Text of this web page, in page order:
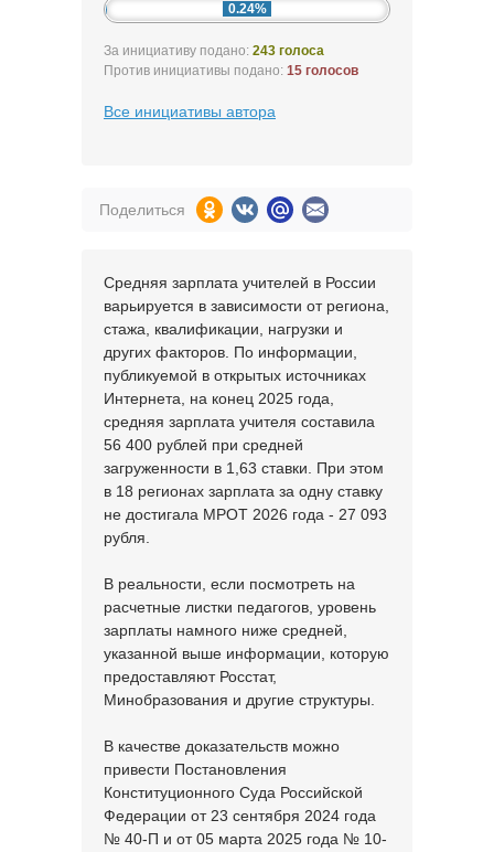
0.24%
За инициативу подано: 243 голоса
Против инициативы подано: 15 голосов
Все инициативы автора
Поделиться
Средняя зарплата учителей в России
варьируется в зависимости от региона,
стажа, квалификации, нагрузки и
других факторов. По информации,
публикуемой в открытых источниках
Интернета, на конец 2025 года,
средняя зарплата учителя составила
56 400 рублей при средней
загруженности в 1,63 ставки. При этом
в 18 регионах зарплата за одну ставку
не достигала МРОТ 2026 года - 27 093
рубля.
В реальности, если посмотреть на
расчетные листки педагогов, уровень
зарплаты намного ниже средней,
указанной выше информации, которую
предоставляют Росстат,
Минобразования и другие структуры.
В качестве доказательств можно
привести Постановления
Конституционного Суда Российской
Федерации от 23 сентября 2024 года
№ 40-П и от 05 марта 2025 года № 10-